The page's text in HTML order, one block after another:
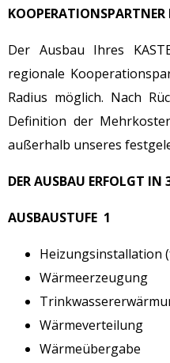
Der Ausbau Ihres
regionale
Radius möglich. Nach
Definition der
außerhalb unseres
DER AUSBAU ERFOLGT IN
AUSBAUSTUFE 1
Heizungsinstallation
Wärmeerzeugung
Wärmeverteilung
Wärmeübergabe